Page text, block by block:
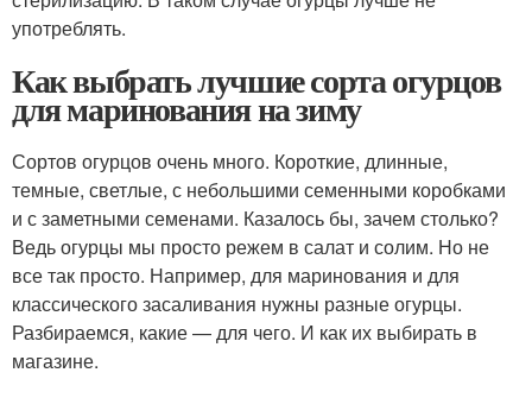
употреблять.
Как выбрать лучшие сорта огурцов
для маринования на зиму
Сортов огурцов очень много. Короткие, длинные,
темные, светлые, с небольшими семенными коробками
и с заметными семенами. Казалось бы, зачем столько?
Ведь огурцы мы просто режем в салат и солим. Но не
все так просто. Например, для маринования и для
классического засаливания нужны разные огурцы.
Разбираемся, какие — для чего. И как их выбирать в
магазине.